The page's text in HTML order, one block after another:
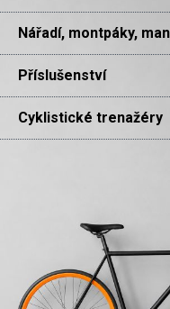
Nářadí, montpáky,
Příslušenství
Cyklistické trenažéry